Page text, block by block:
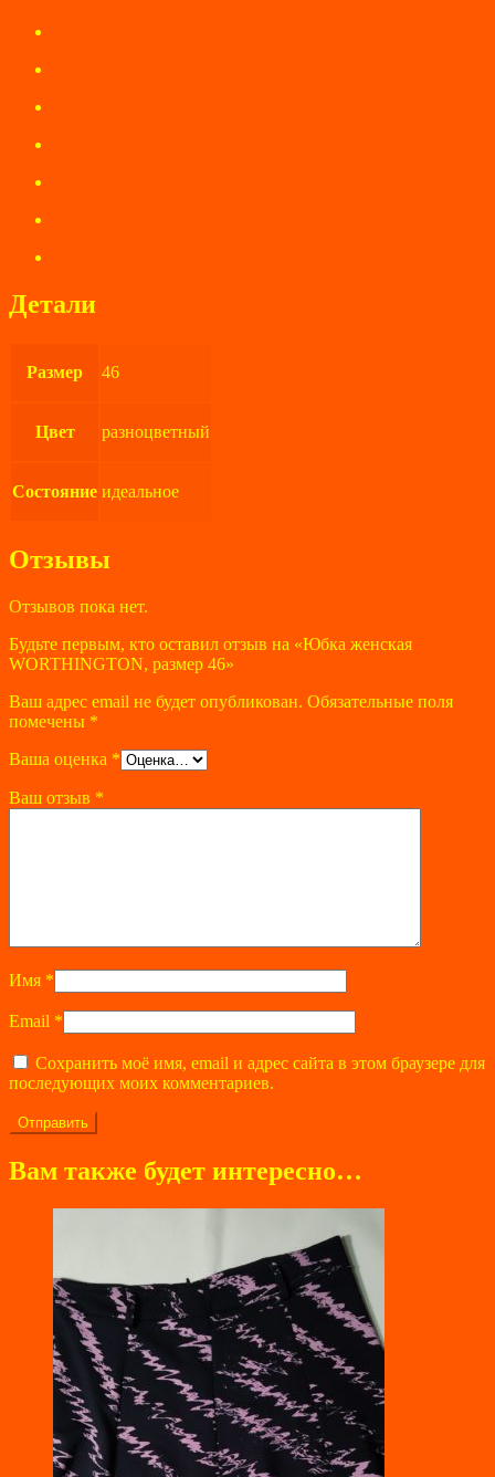
Детали
Размер 46
Цвет разноцветный
Состояние идеальное
Отзывы
Отзывов пока нет.
Будьте первым, кто оставил отзыв на «Юбка женская
WORTHINGTON, размер 46»
Ваш адрес email не будет опубликован. Обязательные поля
помечены *
Ваша оценка *
Ваш отзыв *
Имя *
Email *
Сохранить моё имя, email и адрес сайта в этом браузере для
последующих моих комментариев.
Вам также будет интересно…